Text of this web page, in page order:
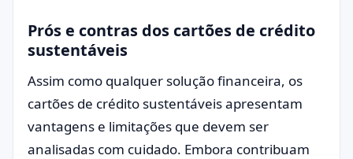
Prós e contras dos cartões de crédito
sustentáveis
Assim como qualquer solução financeira, os
cartões de crédito sustentáveis apresentam
vantagens e limitações que devem ser
analisadas com cuidado. Embora contribuam